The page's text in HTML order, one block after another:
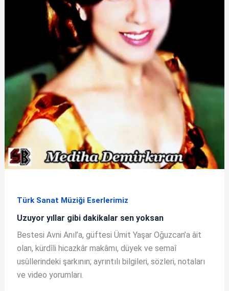
Türk Sanat Müziği Eserlerimiz
Uzuyor yıllar gibi dakikalar sen yoksan
Bestesi Avni Anıl’a, güftesi Ümit Yaşar Oğuzcan’a âit
olan, kürdîli hicazkâr makâmı, düyek ve semaî
usûllerindeki şarkının; ayrıntılı bilgileri, sözleri, notaları
ve video yorumları.